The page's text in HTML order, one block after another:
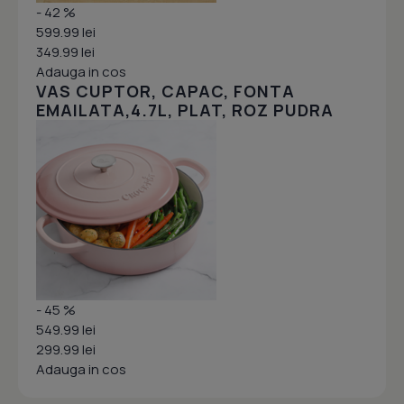
- 42 %
599.99 lei
349.99 lei
Adauga in cos
VAS CUPTOR, CAPAC, FONTA
EMAILATA,4.7L, PLAT, ROZ PUDRA
- 45 %
549.99 lei
299.99 lei
Adauga in cos